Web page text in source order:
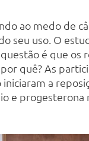
ao medo de
seu uso. O
é que os
quê? As
a
e progesterona